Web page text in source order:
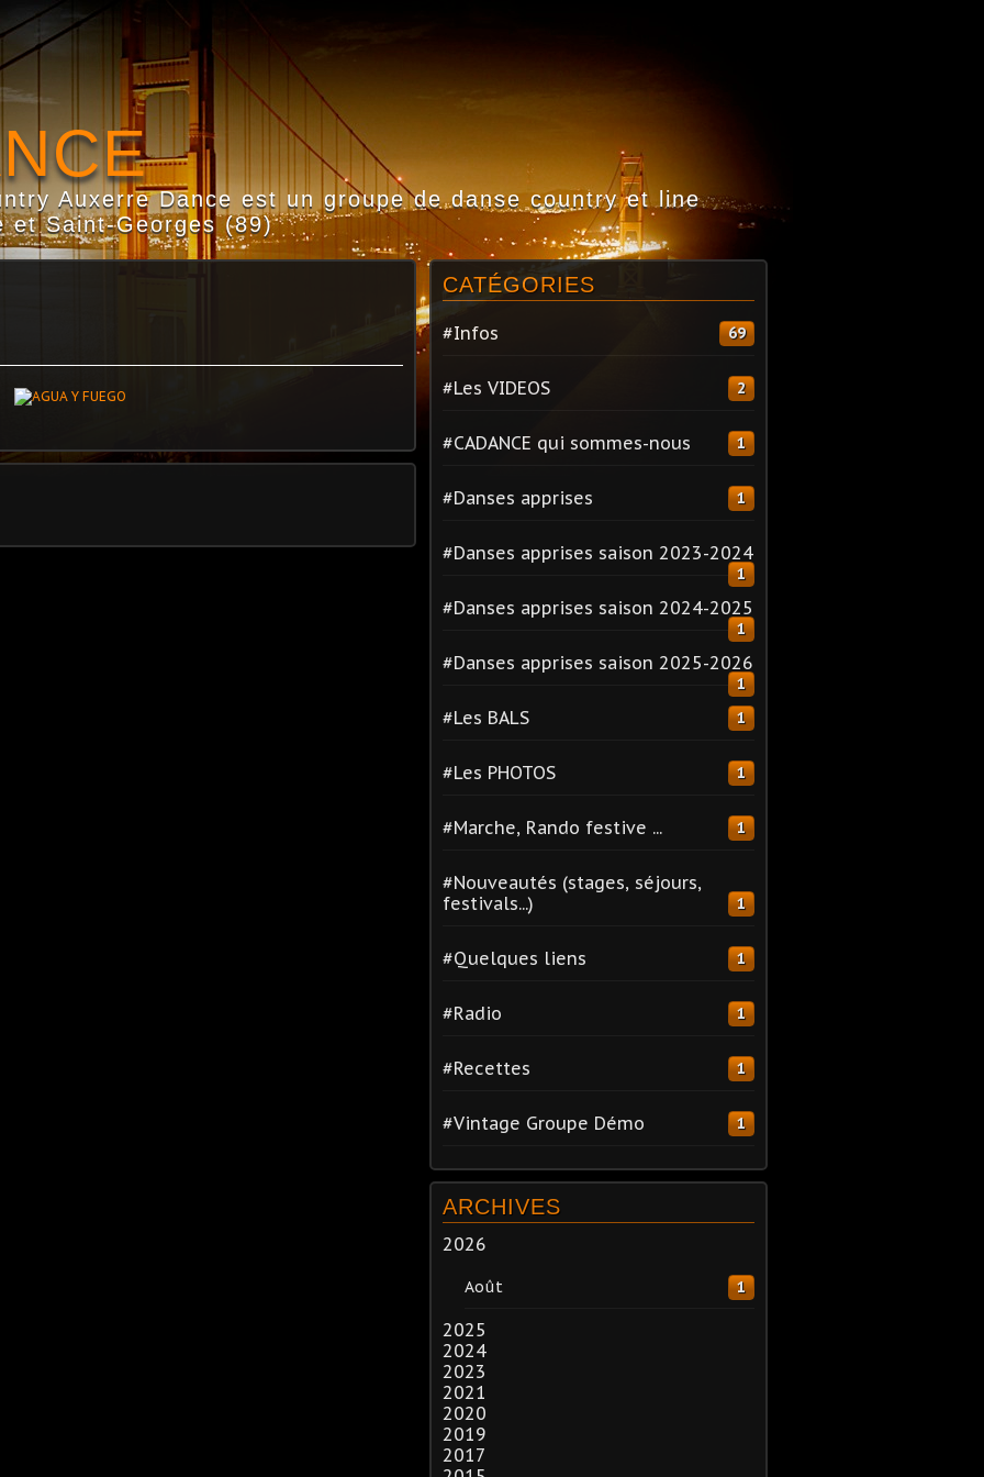
Auxerre Dance est un groupe de danse country et line
et Saint-Georges (89)
CATÉGORIES
#Infos 69
#Les VIDEOS 2
#CADANCE qui sommes-nous 1
#Danses apprises 1
#Danses apprises saison 2023-2024
1
#Danses apprises saison 2024-2025
1
#Danses apprises saison 2025-2026
1
#Les BALS 1
#Les PHOTOS 1
#Marche, Rando festive ... 1
#Nouveautés (stages, séjours,
festivals...)
1
#Quelques liens 1
#Radio 1
#Recettes 1
#Vintage Groupe Démo 1
ARCHIVES
2026
Août 1
2025
2024
2023
2021
2020
2019
2017